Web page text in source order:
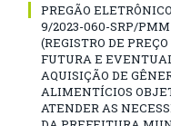
PREGÃO
9/2023-060-SRP/PMM
(REGISTRO DE
FUTURA E
AQUISIÇÃO DE
ALIMENTÍCIOS
ATENDER AS